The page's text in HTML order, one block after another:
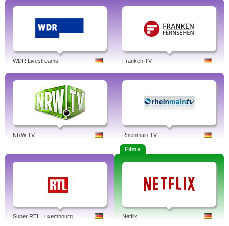
WDR Livestreams Franken TV
NRW TV Rheinmain TV
Super RTL Luxembourg
Films
Netflix